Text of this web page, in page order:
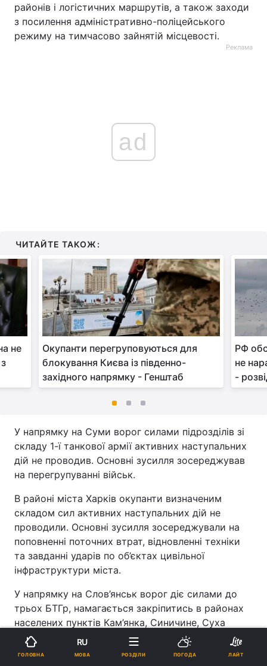
районів і логістичних маршрутів, а також заходи
з посилення адміністративно-поліцейського
режиму на тимчасово зайнятій місцевості.
Реклама
ad
ЧИТАЙТЕ ТАКОЖ:
не
Окупанти перегруповуються для
блокування Києва із південно-
західного напрямку - Генштаб
РФ
не
-
У напрямку на Суми ворог силами підрозділів зі
складу 1-ї танкової армії активних наступальних
дій не проводив. Основні зусилля зосереджував
на перегрупуванні військ.
В районі міста Харків окупанти визначеним
складом сил активних наступальних дій не
проводили. Основні зусилля зосереджували на
поповненні поточних втрат, відновленні техніки
та завданні ударів по об’єктах цивільної
інфраструктури міста.
У напрямку на Слов’янськ ворог діє силами до
трьох БТГр, намагається закріпитись в районах
населених пунктів Кам’янка, Синичине, Суха
Кам’янка.
Відзначається ведення наземної розвідки
ГОЛОВНА
RU
МОВА РОЗДІЛИ ПОГОДА ЛАЙТ